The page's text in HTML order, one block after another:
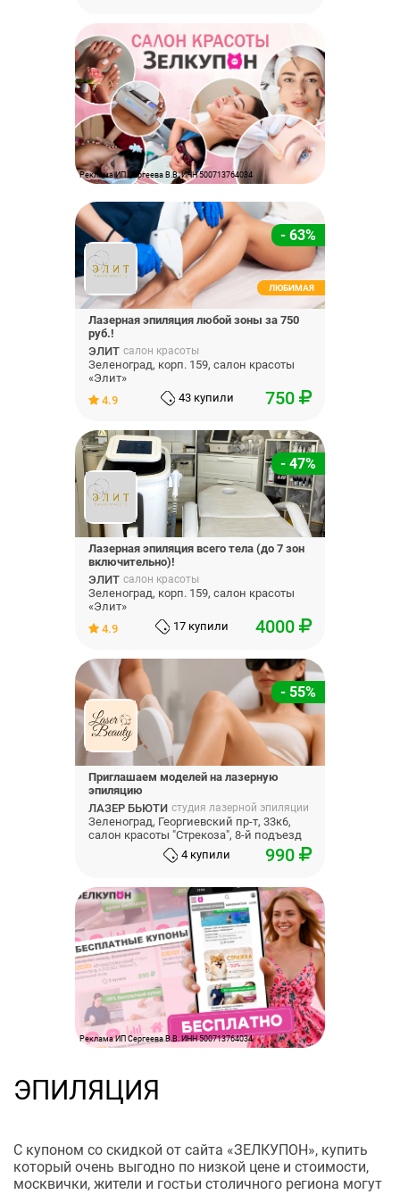
Реклама ИП Сергеева В.В. ИНН 500713764034
- 63%
ЛЮБИМАЯ
Лазерная эпиляция любой зоны за 750
руб.!
ЭЛИТ салон красоты
Зеленоград, корп. 159, салон красоты
«Элит»
4.9
43 купили 750
- 47%
Лазерная эпиляция всего тела (до 7 зон
включительно)!
ЭЛИТ салон красоты
Зеленоград, корп. 159, салон красоты
«Элит»
4.9
17 купили 4000
- 55%
Приглашаем моделей на лазерную
эпиляцию
ЛАЗЕР БЬЮТИ студия лазерной эпиляции
Зеленоград, Георгиевский пр-т, 33к6,
салон красоты "Стрекоза", 8-й подъезд
4 купили
990
Реклама ИП Сергеева В.В. ИНН 500713764034
ЭПИЛЯЦИЯ
С купоном со скидкой от сайта «ЗЕЛКУПОН», купить
который очень выгодно по низкой цене и стоимости,
москвички, жители и гостьи столичного региона могут